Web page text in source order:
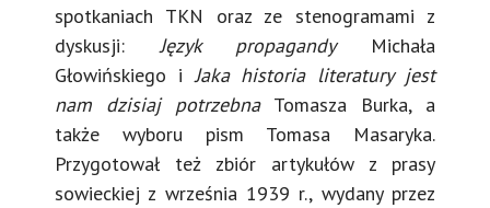
spotkaniach TKN oraz ze stenogramami z
dyskusji:Język propagandyMichała
Głowińskiego iJaka historia literatury jest
nam dzisiaj potrzebnaTomasza Burka, a
także wyboru pism Tomasa Masaryka.
Przygotował też zbiór artykułów z prasy
sowieckiej z września 1939 r., wydany przez